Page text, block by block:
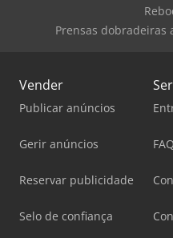
Prensas dobradeiras
Vender
Publicar anúncios
Gerir anúncios
Reservar publicidade
Selo de confiança